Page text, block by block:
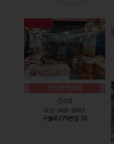
건강짱백화점
견과류
032-468-9887
구월로276번길 32